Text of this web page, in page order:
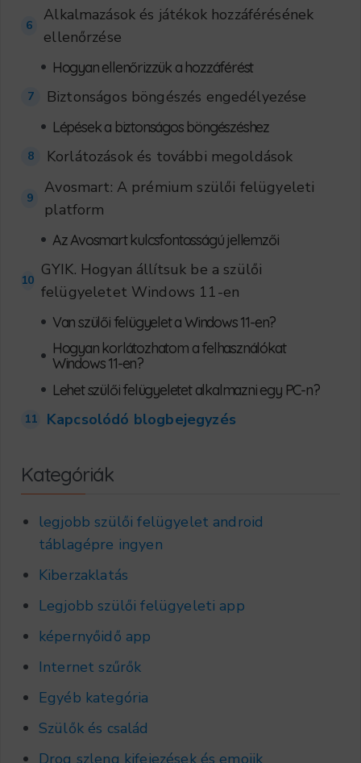
6
Alkalmazások és játékok hozzáférésének
ellenőrzése
• Hogyan ellenőrizzük a hozzáférést
7 Biztonságos böngészés engedélyezése
• Lépések a biztonságos böngészéshez
8 Korlátozások és további megoldások
9
Avosmart: A prémium szülői felügyeleti
platform
• Az Avosmart kulcsfontosságú jellemzői
10
GYIK. Hogyan állítsuk be a szülői
felügyeletet Windows 11-en
• Van szülői felügyelet a Windows 11-en?
• Hogyan korlátozhatom a felhasználókat
Windows 11-en?
• Lehet szülői felügyeletet alkalmazni egy PC-n?
11 Kapcsolódó blogbejegyzés
Kategóriák
legjobb szülői felügyelet android
táblagépre ingyen
Kiberzaklatás
Legjobb szülői felügyeleti app
képernyőidő app
Internet szűrők
Egyéb kategória
Szülők és család